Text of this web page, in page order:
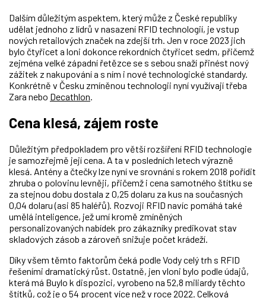
Dalším důležitým aspektem, který může z České republiky
udělat jednoho z lídrů v nasazení RFID technologií, je vstup
nových retailových značek na zdejší trh. Jen v roce 2023 jich
bylo čtyřicet a loni dokonce rekordních čtyřicet sedm, přičemž
zejména velké západní řetězce se s sebou snaží přinést nový
zážitek z nakupování a s ním i nové technologické standardy.
Konkrétně v Česku zmíněnou technologii nyní využívají třeba
Zara nebo Decathlon.
Cena klesá, zájem roste
Důležitým předpokladem pro větší rozšíření RFID technologie
je samozřejmě její cena. A ta v posledních letech výrazně
klesá. Antény a čtečky lze nyní ve srovnání s rokem 2018 pořídit
zhruba o polovinu levněji, přičemž i cena samotného štítku se
za stejnou dobu dostala z 0,25 dolaru za kus na současných
0,04 dolaru (asi 85 haléřů). Rozvoji RFID navíc pomáhá také
umělá inteligence, jež umí kromě zmíněných
personalizovaných nabídek pro zákazníky predikovat stav
skladových zásob a zároveň snižuje počet krádeží.
Díky všem těmto faktorům čeká podle Vody celý trh s RFID
řešeními dramatický růst. Ostatně, jen vloni bylo podle údajů,
která má Buylo k dispozici, vyrobeno na 52,8 miliardy těchto
štítků, což je o 54 procent více než v roce 2022. Celková